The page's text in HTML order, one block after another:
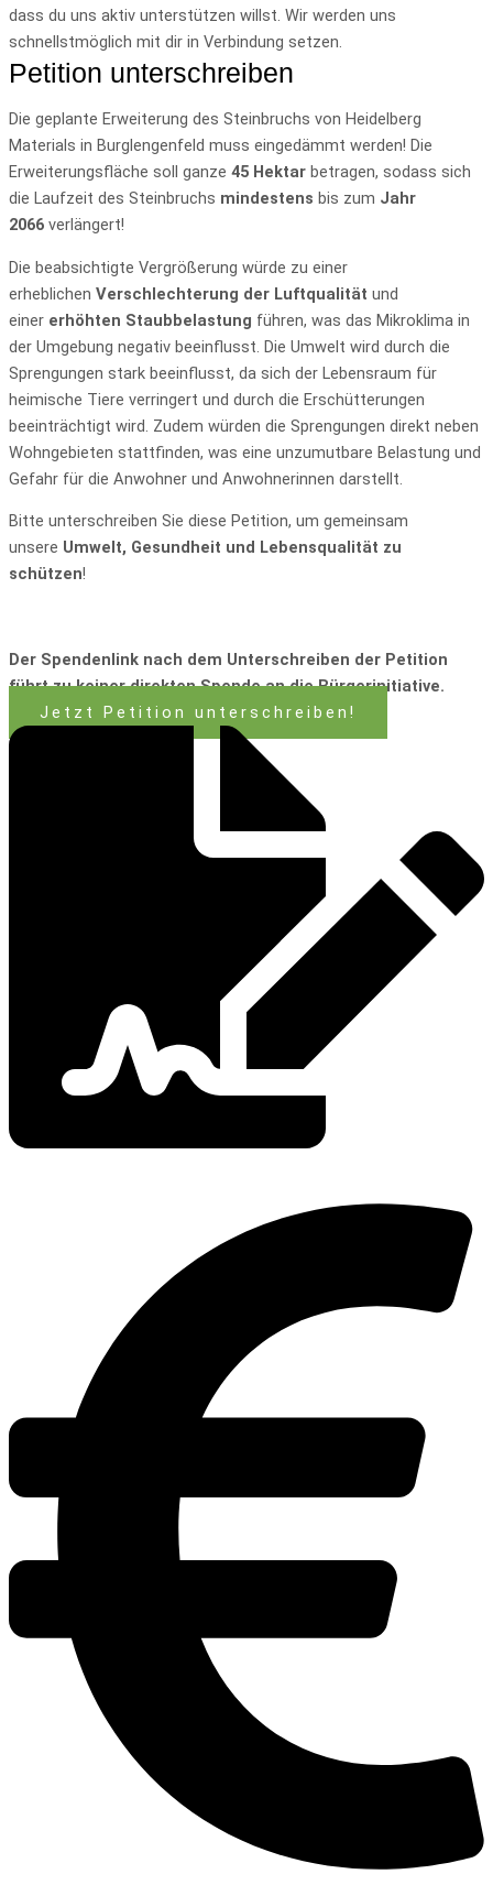
dass du uns aktiv unterstützen willst. Wir werden uns
schnellstmöglich mit dir in Verbindung setzen.
Petition unterschreiben
Die geplante Erweiterung des Steinbruchs von Heidelberg
Materials in Burglengenfeld muss eingedämmt werden! Die
Erweiterungsfläche soll ganze 45 Hektar betragen, sodass sich
die Laufzeit des Steinbruchs mindestens bis zum Jahr
2066 verlängert!
Die beabsichtigte Vergrößerung würde zu einer
erheblichen Verschlechterung der Luftqualität und
einer erhöhten Staubbelastung führen, was das Mikroklima in
der Umgebung negativ beeinflusst. Die Umwelt wird durch die
Sprengungen stark beeinflusst, da sich der Lebensraum für
heimische Tiere verringert und durch die Erschütterungen
beeinträchtigt wird. Zudem würden die Sprengungen direkt neben
Wohngebieten stattfinden, was eine unzumutbare Belastung und
Gefahr für die Anwohner und Anwohnerinnen darstellt.
Bitte unterschreiben Sie diese Petition, um gemeinsam
unsere Umwelt, Gesundheit und Lebensqualität zu
schützen!
Der Spendenlink nach dem Unterschreiben der Petition
führt zu keiner direkten Spende an die Bürgerinitiative.
Jetzt Petition unterschreiben!